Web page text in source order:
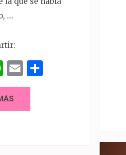
…
WhatsApp
Email